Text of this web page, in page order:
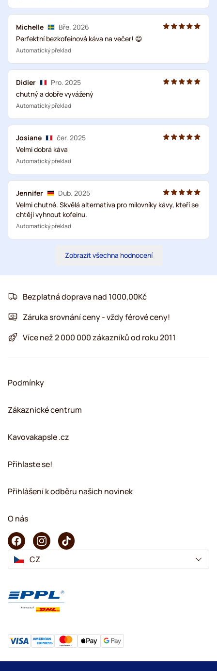
Michelle
Bře. 2026
Perfektní bezkofeinová káva na večer! 😄
Automatický překlad
Didier
Pro. 2025
chutný a dobře vyvážený
Automatický překlad
Josiane
čer. 2025
Velmi dobrá káva
Automatický překlad
Jennifer
Dub. 2025
Velmi chutné. Skvělá alternativa pro milovníky kávy, kteří se
chtějí vyhnout kofeinu.
Automatický překlad
Zobrazit všechna hodnocení
Bezplatná doprava nad 1000,00Kč
Záruka srovnání ceny - vždy férové ceny!
Více než 2 000 000 zákazníků od roku 2011
Podmínky
Zákaznické centrum
Kavovakapsle .cz
Přihlaste se!
Přihlášení k odběru našich novinek
O nás
CZ